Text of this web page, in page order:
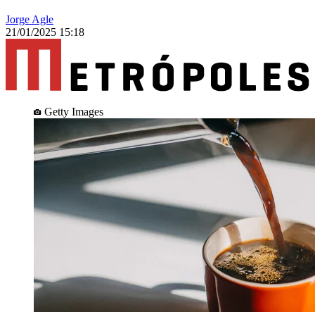
Jorge Agle
21/01/2025 15:18
Getty Images